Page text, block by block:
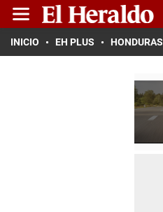
INICIO EH PLUS HONDURAS